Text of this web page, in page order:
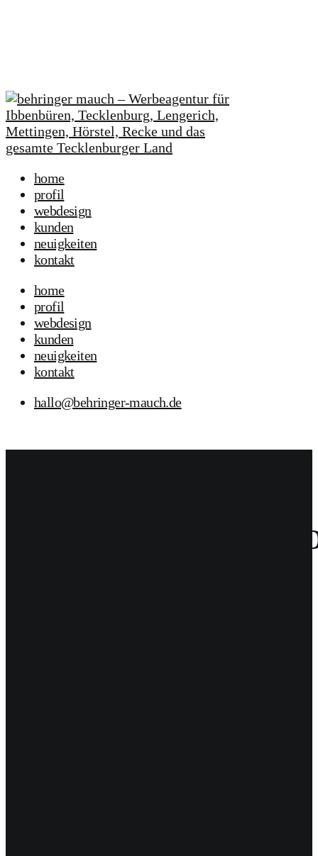
home
profil
webdesign
kunden
neuigkeiten
kontakt
home
profil
webdesign
kunden
neuigkeiten
kontakt
hallo@behringer-mauch.de
Logo für „Sternstunden